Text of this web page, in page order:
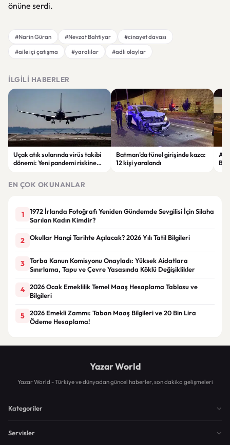
önüne serdi.
#Narin Güran #Nevzat Bahtiyar
#cinayet davası
#aile içi çatışma
#yaralılar #adli olaylar
İLGILI HABERLER
Uçak atık sularında virüs takibi
dönemi: Yeni pandemi riskine
Batman’da tünel girişinde kaza:
12 kişi yaralandı
EN ÇOK OKUNANLAR
1
1972 İrlanda Fotoğrafı Yeniden Gündemde Sevgilisi İçin Silaha
Sarılan Kadın Kimdir?
2 Okullar Hangi Tarihte Açılacak? 2026 Yılı Tatil Bilgileri
3
Torba Kanun Komisyonu Onayladı: Yüksek Aidatlara
Sınırlama, Tapu ve Çevre Yasasında Köklü Değişiklikler
4
2026 Ocak Emeklilik Temel Maaş Hesaplama Tablosu ve
Bilgileri
5
2026 Emekli Zammı: Taban Maaş Bilgileri ve 20 Bin Lira
Ödeme Hesaplama!
Yazar World
Yazar World - Türkiye ve dünyadan güncel haberler, son dakika gelişmeleri
Kategoriler
Servisler